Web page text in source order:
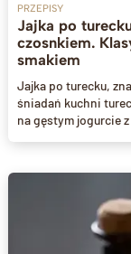
PRZEPISY
Jajka po
czosnkiem.
smakiem
Jajka po turecku,
śniadań kuchni
na gęstym jogurcie
to tradycyjne danie